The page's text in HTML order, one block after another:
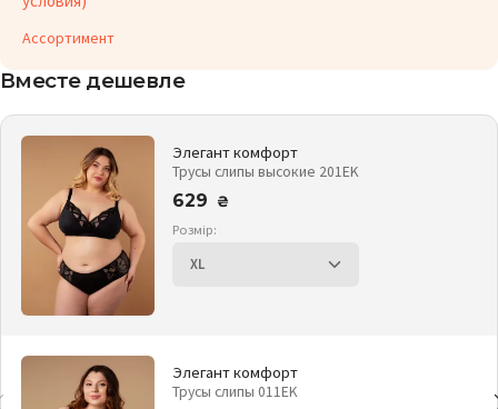
Ассортимент
Вместе дешевле
Элегант комфорт
Трусы слипы высокие 201EK
629
₴
Розмір:
Элегант комфорт
Трусы слипы 011EK